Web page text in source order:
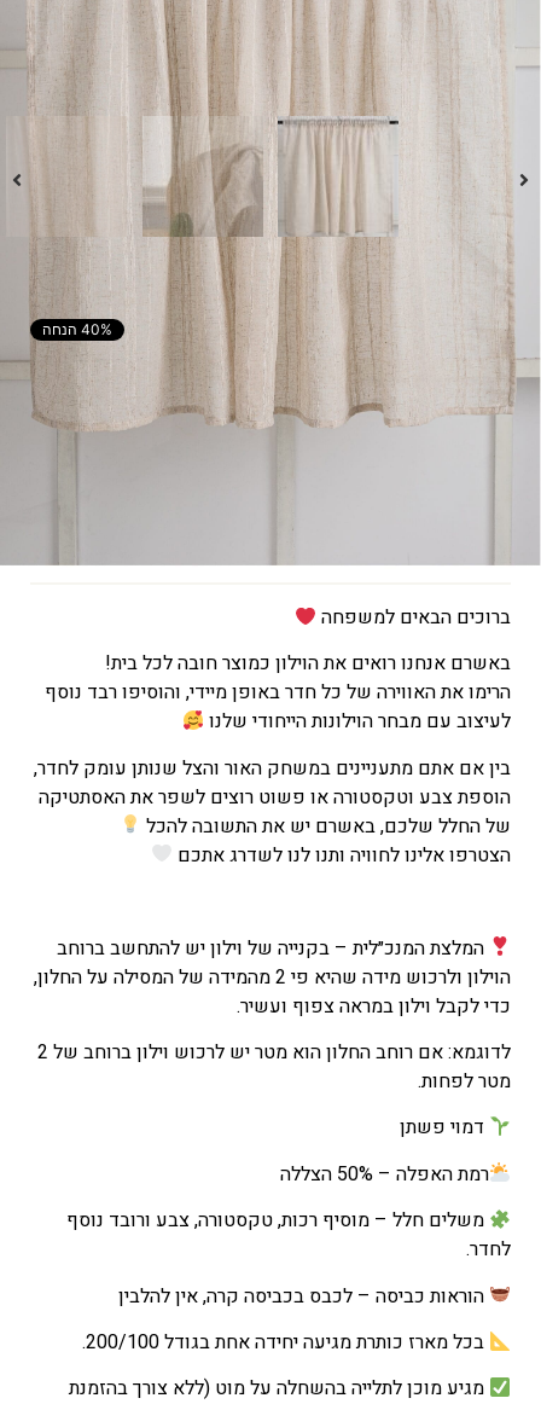
כותרת השחלה דמוי פשתן נתן – טבעי
142
85
המחיר
הקודם
הוא
40% הנחה
מידה
ברוכים הבאים למשפחה
באשרם אנחנו רואים את הוילון כמוצר חובה לכל בית!
הרימו את האווירה של כל חדר באופן מיידי, והוסיפו רבד נוסף
לעיצוב עם מבחר הוילונות הייחודי שלנו
בין אם אתם מתעניינים במשחק האור והצל שנותן עומק לחדר,
הוספת צבע וטקסטורה או פשוט רוצים לשפר את האסתטיקה
של החלל שלכם, באשרם יש את התשובה להכל
הצטרפו אלינו לחוויה ותנו לנו לשדרג אתכם
המלצת המנכ״לית – בקנייה של וילון יש להתחשב ברוחב
הוילון ולרכוש מידה שהיא פי 2 מהמידה של המסילה על החלון,
כדי לקבל וילון במראה צפוף ועשיר.
לדוגמא: אם רוחב החלון הוא מטר יש לרכוש וילון ברוחב של 2
מטר לפחות.
דמוי פשתן
רמת האפלה – 50% הצללה
משלים חלל – מוסיף רכות, טקסטורה, צבע ורובד נוסף
לחדר.
הוראות כביסה – לכבס בכביסה קרה, אין להלבין
בכל מארז כותרת מגיעה יחידה אחת בגודל 200/100.
מגיע מוכן לתלייה בהשחלה על מוט (ללא צורך בהזמנת